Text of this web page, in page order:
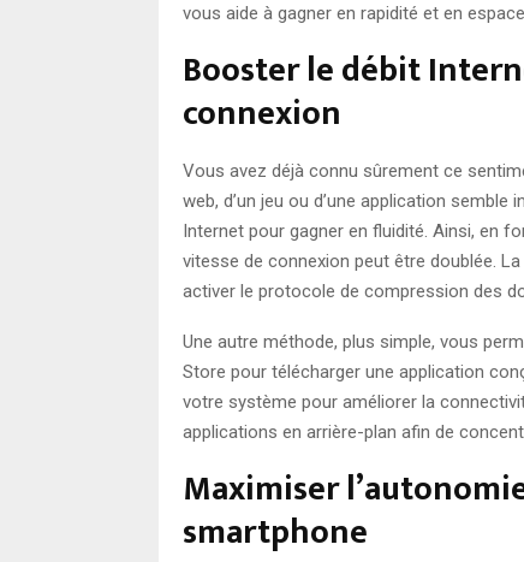
vous aide à gagner en rapidité et en
Booster le débit
connexion
Vous avez déjà connu sûrement ce
web, d’un jeu ou d’une application
Internet pour gagner en fluidité. Ainsi, en
vitesse de connexion peut être doublée.
activer le protocole de compression des
Une autre méthode, plus simple, vous
Store pour télécharger une application
votre système pour améliorer la
applications en arrière-plan afin de
Maximiser
smartphone